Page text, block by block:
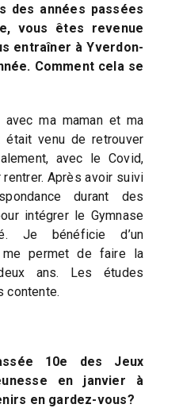
des années passées
vous êtes revenue
entraîner à Yverdon-
Comment cela se
ma maman et ma
venu de retrouver
avec le Covid,
Après avoir suivi
durant des
intégrer le Gymnase
Je bénéficie d’un
me permet de faire la
ans. Les études
contente.
10e des Jeux
en janvier à
en gardez-vous?